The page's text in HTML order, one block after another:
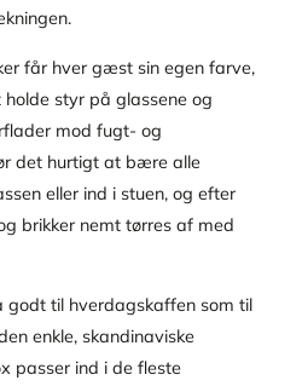
får hver gæst sin egen farve,
styr på glassene og
mod fugt- og
det hurtigt at bære alle
eller ind i stuen, og efter
brikker nemt tørres af med
til hverdagskaffen som til
enkle, skandinaviske
passer ind i de fleste